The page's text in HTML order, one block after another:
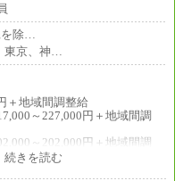
を除…
東京、神…
＋地域間調整給
～227,000円＋地域間調
～202,000円＋地域間調
きを読む